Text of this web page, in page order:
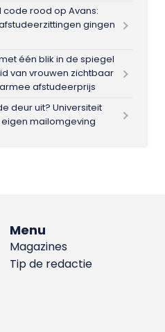
code rood op Avans:
gingen
één blik in de spiegel
van vrouwen zichtbaar
afstudeerprijs
deur uit? Universiteit
eigen mailomgeving
Menu
Magazines
Tip de redactie